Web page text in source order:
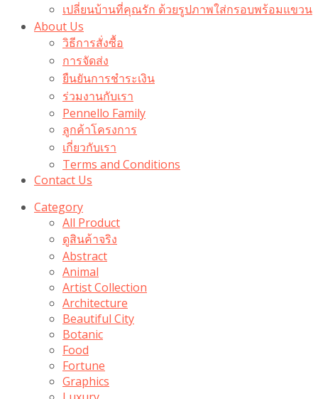
เปลี่ยนบ้านที่คุณรัก ด้วยรูปภาพใส่กรอบพร้อมแขวน​
About Us
วิธีการสั่งซื้อ
การจัดส่ง
ยืนยันการชำระเงิน
ร่วมงานกับเรา
Pennello Family
ลูกค้าโครงการ
เกี่ยวกับเรา
Terms and Conditions
Contact Us
Category
All Product
ดูสินค้าจริง
Abstract
Animal
Artist Collection
Architecture
Beautiful City
Botanic
Food
Fortune
Graphics